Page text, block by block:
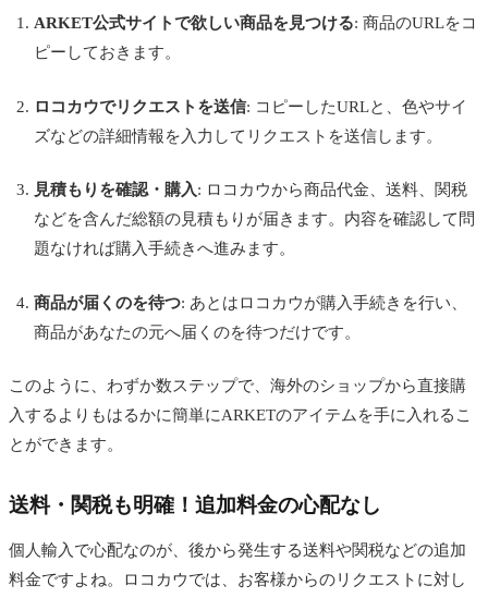
ARKET公式サイトで欲しい商品を見つける: 商品のURLをコ
ピーしておきます。
ロコカウでリクエストを送信: コピーしたURLと、色やサイ
ズなどの詳細情報を入力してリクエストを送信します。
見積もりを確認・購入: ロコカウから商品代金、送料、関税
などを含んだ総額の見積もりが届きます。内容を確認して問
題なければ購入手続きへ進みます。
商品が届くのを待つ: あとはロコカウが購入手続きを行い、
商品があなたの元へ届くのを待つだけです。
このように、わずか数ステップで、海外のショップから直接購
入するよりもはるかに簡単にARKETのアイテムを手に入れるこ
とができます。
送料・関税も明確！追加料金の心配なし
個人輸入で心配なのが、後から発生する送料や関税などの追加
料金ですよね。ロコカウでは、お客様からのリクエストに対し